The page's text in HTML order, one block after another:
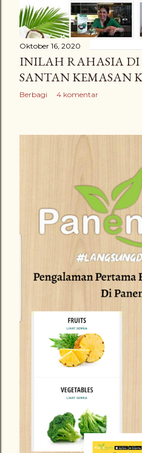
Oktober 16, 2020
INILAH RAHASIA
SANTAN KEMASAN
Berbagi 4 komentar